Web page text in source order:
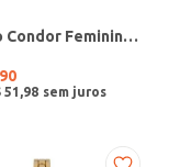
Relógio Condor Feminino PRATA
90
51 98